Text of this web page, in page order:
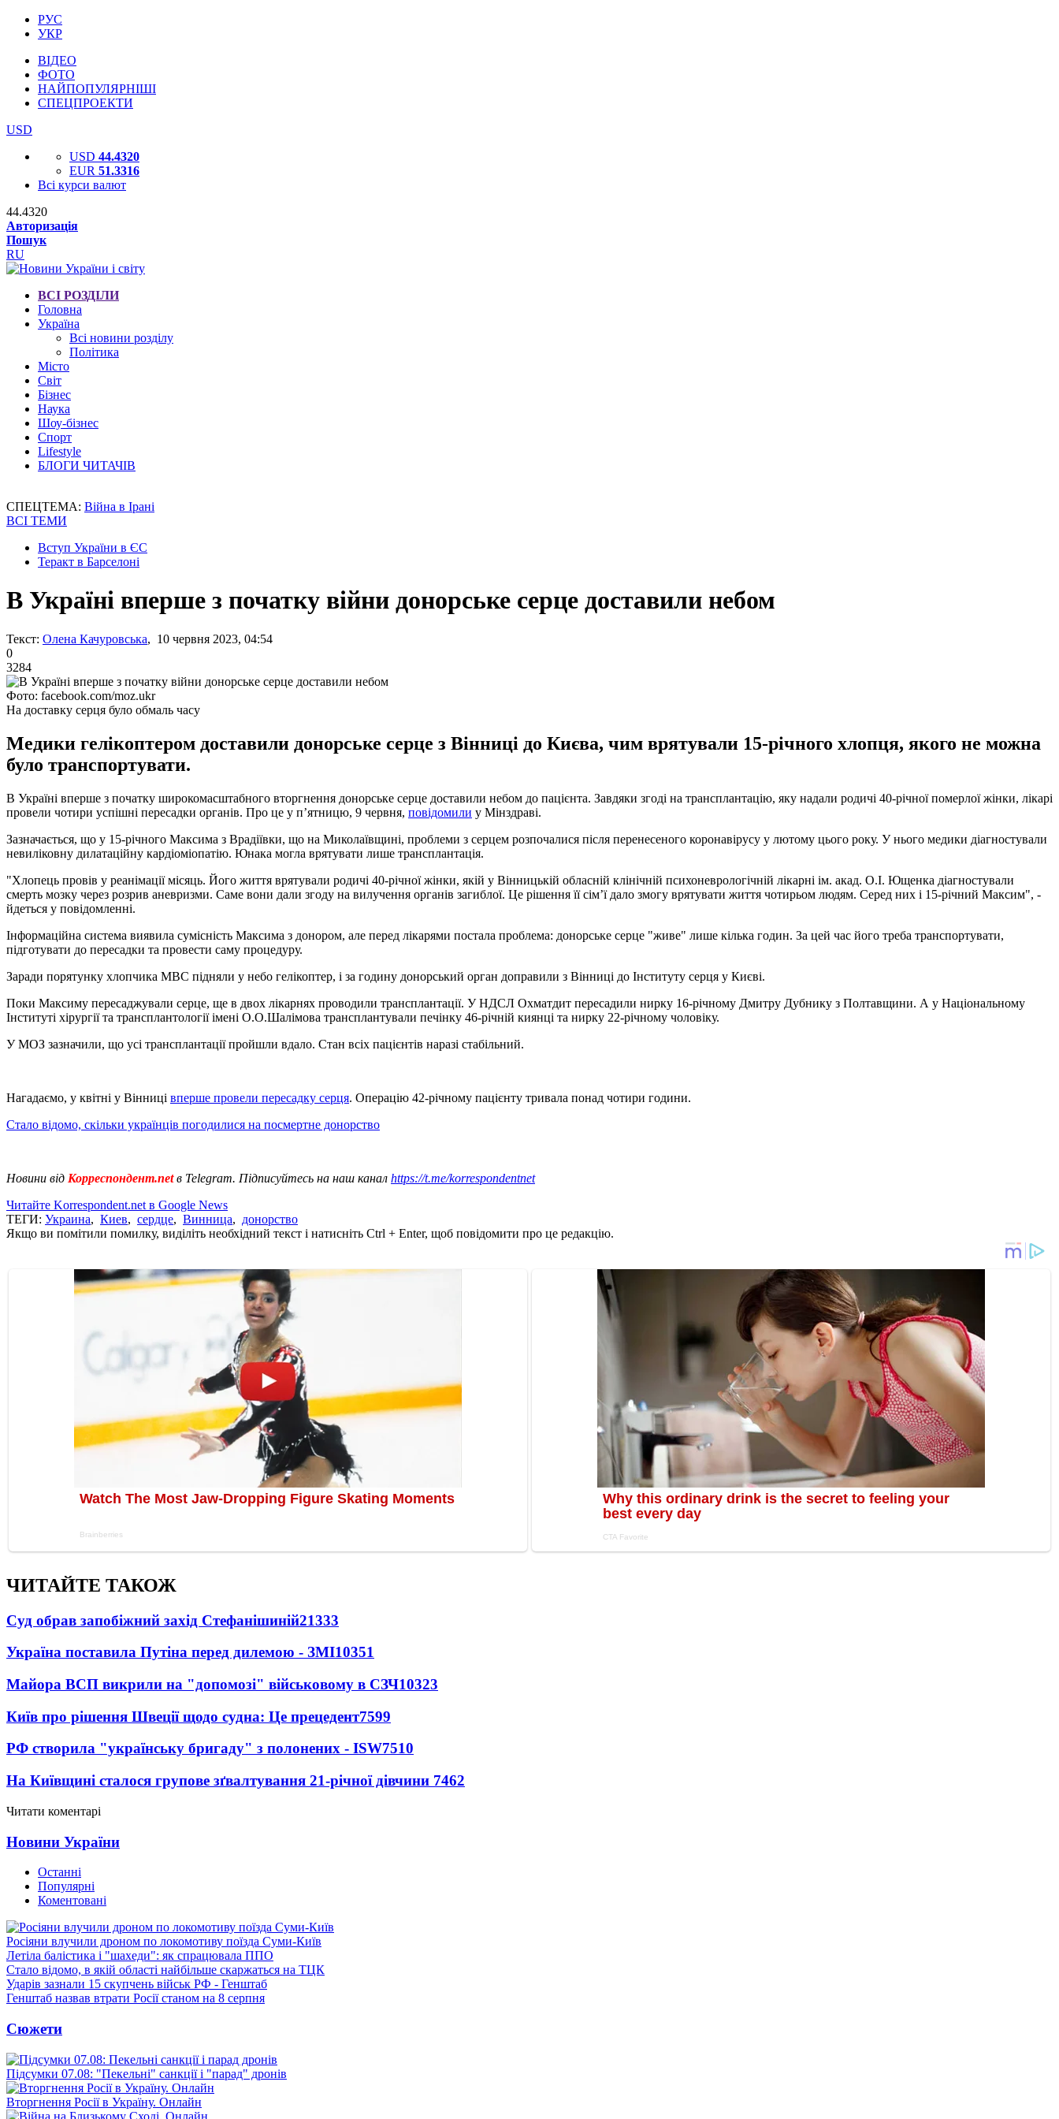
РУС
УКР
ВІДЕО
ФОТО
НАЙПОПУЛЯРНІШІ
СПЕЦПРОЕКТИ
USD
USD 44.4320
EUR 51.3316
Всі курси валют
44.4320
Авторизація
Пошук
RU
ВСІ РОЗДІЛИ
Головна
Україна
Всі новини розділу
Політика
Місто
Світ
Бізнес
Наука
Шоу-бізнес
Спорт
Lifestyle
БЛОГИ ЧИТАЧІВ
СПЕЦТЕМА: Війна в Ірані
ВСІ ТЕМИ
Вступ України в ЄС
Теракт в Барселоні
В Україні вперше з початку війни донорське серце доставили небом
Текст: Олена Качуровська, 10 червня 2023, 04:54
0
3284
Фото: facebook.com/moz.ukr
На доставку серця було обмаль часу
Медики гелікоптером доставили донорське серце з Вінниці до Києва, чим врятували 15-річного хлопця, якого не можна
було транспортувати.
В Україні вперше з початку широкомасштабного вторгнення донорське серце доставили небом до пацієнта. Завдяки згоді на трансплантацію, яку надали родичі 40-річної померлої жінки, лікарі
провели чотири успішні пересадки органів. Про це у п’ятницю, 9 червня, повідомили у Мінздраві.
Зазначається, що у 15-річного Максима з Врадіївки, що на Миколаївщині, проблеми з серцем розпочалися після перенесеного коронавірусу у лютому цього року. У нього медики діагностували
невиліковну дилатаційну кардіоміопатію. Юнака могла врятувати лише трансплантація.
"Хлопець провів у реанімації місяць. Його життя врятували родичі 40-річної жінки, якій у Вінницькій обласній клінічній психоневрологічній лікарні ім. акад. О.І. Ющенка діагностували
смерть мозку через розрив аневризми. Саме вони дали згоду на вилучення органів загиблої. Це рішення її сім’ї дало змогу врятувати життя чотирьом людям. Серед них і 15-річний Максим", -
йдеться у повідомленні.
Інформаційна система виявила сумісність Максима з донором, але перед лікарями постала проблема: донорське серце "живе" лише кілька годин. За цей час його треба транспортувати,
підготувати до пересадки та провести саму процедуру.
Заради порятунку хлопчика МВС підняли у небо гелікоптер, і за годину донорський орган доправили з Вінниці до Інституту серця у Києві.
Поки Максиму пересаджували серце, ще в двох лікарнях проводили трансплантації. У НДСЛ Охматдит пересадили нирку 16-річному Дмитру Дубнику з Полтавщини. А у Національному
Інституті хірургії та трансплантології імені О.О.Шалімова трансплантували печінку 46-річній киянці та нирку 22-річному чоловіку.
У МОЗ зазначили, що усі трансплантації пройшли вдало. Стан всіх пацієнтів наразі стабільний.
Нагадаємо, у квітні у Вінниці вперше провели пересадку серця. Операцію 42-річному пацієнту тривала понад чотири години.
Стало відомо, скільки українців погодилися на посмертне донорство
Новини від Корреспондент.netв Telegram. Підписуйтесь на наш канал https://t.me/korrespondentnet
Читайте Korrespondent.net в Google News
ТЕГИ: Украина, Киев, сердце, Винница, донорство
Якщо ви помітили помилку, виділіть необхідний текст і натисніть Ctrl + Enter, щоб повідомити про це редакцію.
ЧИТАЙТЕ ТАКОЖ
Суд обрав запобіжний захід Стефанішиній21333
Україна поставила Путіна перед дилемою - ЗМІ10351
Майора ВСП викрили на "допомозі" військовому в СЗЧ10323
Київ про рішення Швеції щодо судна: Це прецедент7599
РФ створила "українську бригаду" з полонених - ISW7510
На Київщині сталося групове зґвалтування 21-річної дівчини 7462
Читати коментарі
Новини України
Останні
Популярні
Коментовані
Росіяни влучили дроном по локомотиву поїзда Суми-Київ
Летіла балістика і "шахеди": як спрацювала ППО
Стало відомо, в якій області найбільше скаржаться на ТЦК
Ударів зазнали 15 скупчень військ РФ - Генштаб
Генштаб назвав втрати Росії станом на 8 серпня
Сюжети
Підсумки 07.08: "Пекельні" санкції і "парад" дронів
Вторгнення Росії в Україну. Онлайн